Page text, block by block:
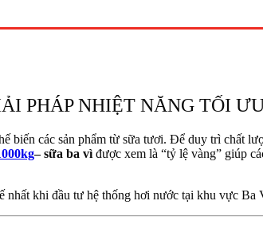
PHÁP NHIỆT NĂNG TỐI
biến các sản phẩm từ sữa tươi. Để duy trì chất
– sữa ba vì được xem là “tỷ lệ vàng” giúp
nhất khi đầu tư hệ thống hơi nước tại khu vực Ba